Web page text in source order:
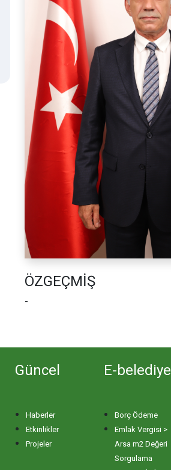
ÖZGEÇMİŞ
-
Güncel
Haberler
Etkinlikler
Projeler
E-belediye
Borç Ödeme
Emlak Vergisi >
Arsa m2 Değeri
Sorgulama